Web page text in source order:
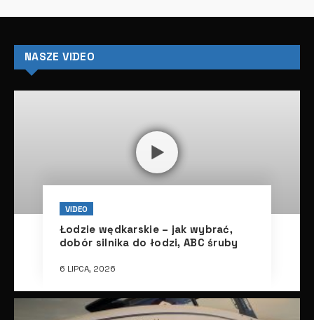
NASZE VIDEO
VIDEO
Łodzie wędkarskie – jak wybrać,
dobór silnika do łodzi, ABC śruby
6 LIPCA, 2026